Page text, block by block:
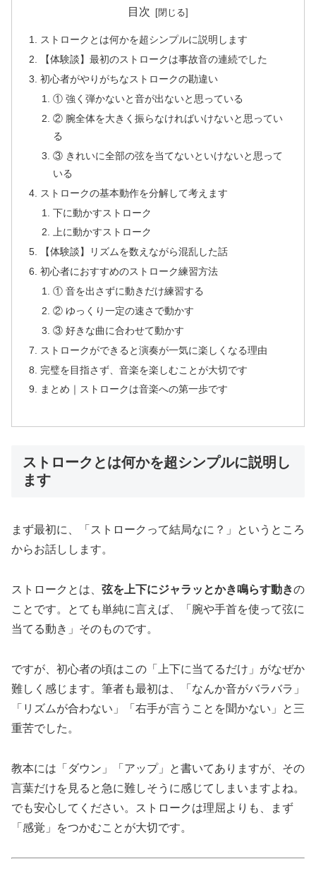
目次
ストロークとは何かを超シンプルに説明します
【体験談】最初のストロークは事故音の連続でした
初心者がやりがちなストロークの勘違い
① 強く弾かないと音が出ないと思っている
② 腕全体を大きく振らなければいけないと思ってい
る
③ きれいに全部の弦を当てないといけないと思って
いる
ストロークの基本動作を分解して考えます
下に動かすストローク
上に動かすストローク
【体験談】リズムを数えながら混乱した話
初心者におすすめのストローク練習方法
① 音を出さずに動きだけ練習する
② ゆっくり一定の速さで動かす
③ 好きな曲に合わせて動かす
ストロークができると演奏が一気に楽しくなる理由
完璧を目指さず、音楽を楽しむことが大切です
まとめ｜ストロークは音楽への第一歩です
ストロークとは何かを超シンプルに説明し
ます
まず最初に、「ストロークって結局なに？」というところ
からお話しします。
ストロークとは、 弦を上下にジャラッとかき鳴らす動きの
ことです。とても単純に言えば、「腕や手首を使って弦に
当てる動き」そのものです。
ですが、初心者の頃はこの「上下に当てるだけ」がなぜか
難しく感じます。筆者も最初は、「なんか音がバラバラ」
「リズムが合わない」「右手が言うことを聞かない」と三
重苦でした。
教本には「ダウン」「アップ」と書いてありますが、その
言葉だけを見ると急に難しそうに感じてしまいますよね。
でも安心してください。ストロークは理屈よりも、まず
「感覚」をつかむことが大切です。